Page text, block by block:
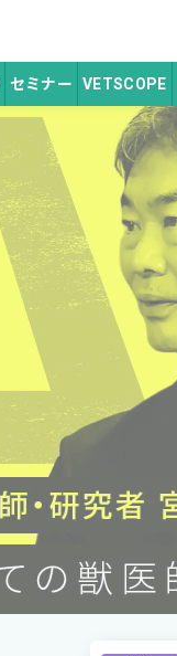
セミナー VETSCOPE